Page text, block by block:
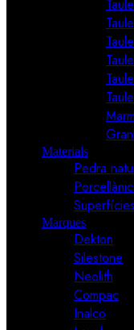
Materials
Pedra
Marques
Dekton
Silestone
Neolith
Compac
Inalco